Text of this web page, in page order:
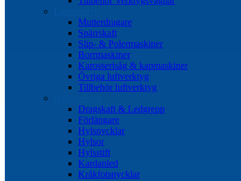
Mutterdragare
Spärrskaft
Slip- & Polermaskiner
Borrmaskiner
Karosserisåg & kapmaskiner
Övriga luftverktyg
Tillbehör luftverktyg
Dragskaft & Ledgrepp
Förlängare
Hylsnycklar
Hylsor
Hylsstift
Kardanled
Kråkfotsnycklar